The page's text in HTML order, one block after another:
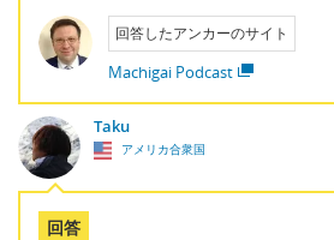
回答したアンカーのサイト
Machigai Podcast
Taku
アメリカ合衆国
回答